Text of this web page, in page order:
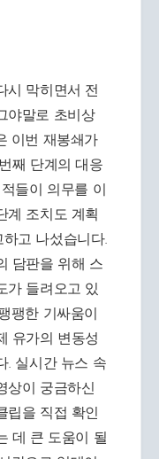
시 막히면서 전
야말로 초비상
이번 재봉쇄가
째 단계의 대응
들이 의무를 이
계 조치도 계획
고 나섰습니다.
담판을 위해 스
가 들려오고 있
팽한 기싸움이
유가의 변동성
. 실시간 뉴스 속
상이 궁금하신
립을 직접 확인
데 큰 도움이 될